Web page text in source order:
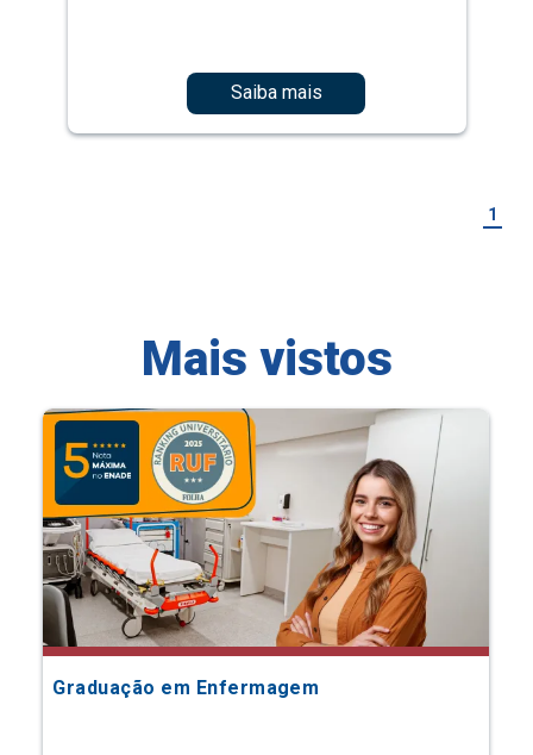
Saiba mais
1
Mais vistos
Graduação em Enfermagem